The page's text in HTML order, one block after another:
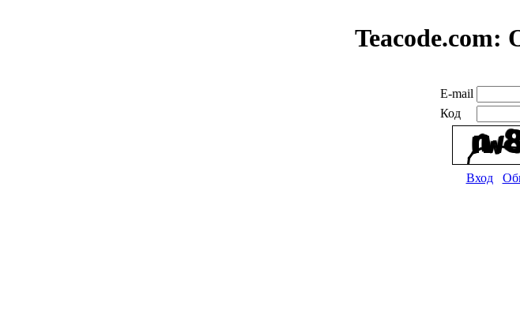
Teacode.com:
E-mail
Код
Вход